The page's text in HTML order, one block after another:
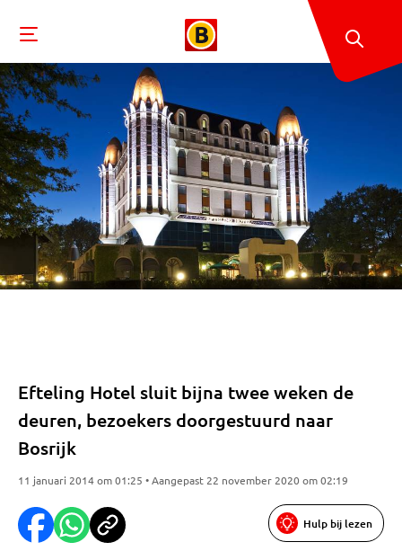
Efteling Hotel sluit bijna twee weken de
deuren, bezoekers doorgestuurd naar
Bosrijk
11 januari 2014 om 01:25 • Aangepast 22 november 2020 om 02:19
Hulp bij lezen